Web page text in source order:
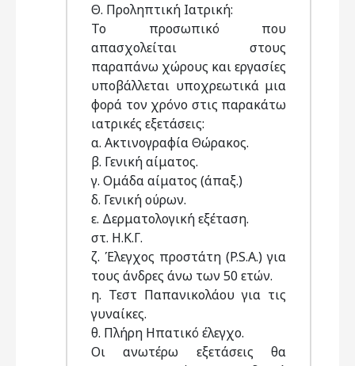
Θ. Προληπτική Ιατρική:
Το προσωπικό που
απασχολείται στους
παραπάνω χώρους και εργασίες
υποβάλλεται υποχρεωτικά μια
φορά τον χρόνο στις παρακάτω
ιατρικές εξετάσεις:
α. Ακτινογραφία Θώρακος.
β. Γενική αίματος.
γ. Ομάδα αίματος (άπαξ.)
δ. Γενική ούρων.
ε. Δερματολογική εξέταση.
στ. Η.Κ.Γ.
ζ. Έλεγχος προστάτη (P.S.A.) για
τους άνδρες άνω των 50 ετών.
η. Τεστ Παπανικολάου για τις
γυναίκες.
θ. Πλήρη Ηπατικό έλεγχο.
Οι ανωτέρω εξετάσεις θα